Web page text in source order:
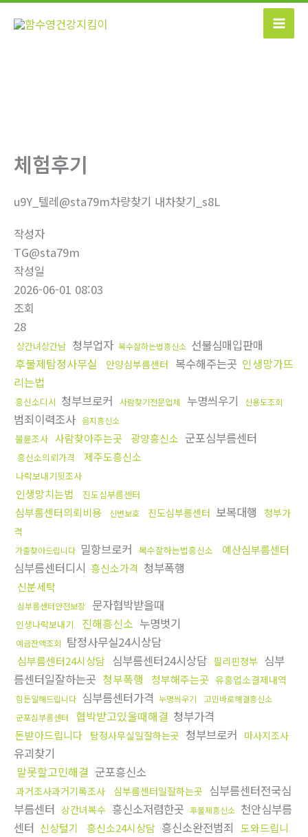
콘
체험후기
u9Y_텔레@sta79m차량찾기 내차찾기_s8L
작성자
TG@sta79m
작성일
2026-06-01 08:03
조회
28
상간녀상간남 청부업자 복수잘하는법흥신소 선불심매입판매
후불제탐정사무실
안양심부름센터 복수해주는곳 인생망가뜨
리는법
흥신소디시 청부브로커 사람찾기전문업체 누명씌우기 신용도조회
범죄이력조사 음지흥신소
불륜조사 사람찾아주는곳 광양흥신소 군포심부름센터
흥신소의뢰가격 제주도흥신소
나락보내기뒷조사
인생망치는법 진도심부름센터
심부름센터의뢰비용 신변보호 진도심부름센터 보복대행
청부가
격
가출찾아드립니다 밀항브로커 복수잘하는법흥신소 예산심부름센터
심부름센터디시 흥신소가격 청부폭행
신분세탁
심부름센터안전보장 문자협박받을때
인생나락보내기 진해흥신소 누명벗기
예금잔액조회 탐정사무실24시상담
심부름센터24시상담 심부름센터24시상담 필리핀청부 심부
름센터일잘하는곳 청부폭행 청부해주는곳 유흥업소결제내역
힘든일해드립니다 심부름센터가격 누명씌우기
고민바로해결흥신소
군포심부름센터
협박받고있을때해결 청부가격
돈받아드립니다 탐정사무실일잘하는곳 청부브로커 마사지조사
유괴찾기
말못할고민해결 군포흥신소
과거조사과거기록조사 심부름센터일잘하는곳 심부름센터전국심
부름센터 상간녀복수 흥신소저렴한곳 후불제흥신소 천안심부름
센터 신상털기 흥신소24시상담 흥신소완전범죄 도와드립니